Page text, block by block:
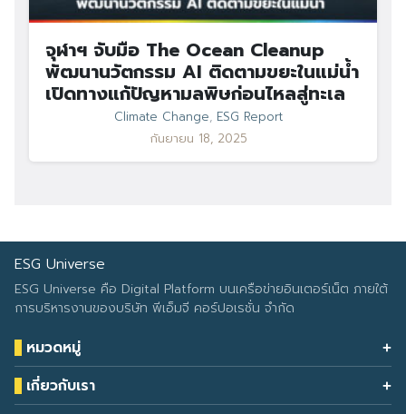
จุฬาฯ จับมือ The Ocean Cleanup
พัฒนานวัตกรรม AI ติดตามขยะในแม่น้ำ
เปิดทางแก้ปัญหามลพิษก่อนไหลสู่ทะเล
Climate Change, ESG Report
กันยายน 18, 2025
ESG Universe
ESG Universe คือ Digital Platform บนเครือข่ายอินเตอร์เน็ต ภายใต้
การบริหารงานของบริษัท พีเอ็มจี คอร์ปอเรชั่น จำกัด
หมวดหมู่
Health & Wellness
Eco Icon
เกี่ยวกับเรา
Our Services